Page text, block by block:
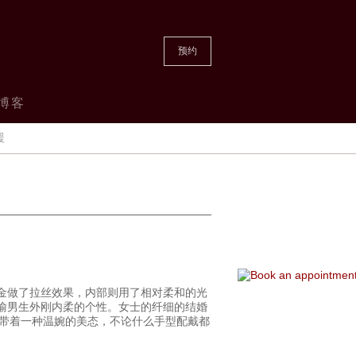
预约
客
做了拉丝效果，内部则用了相对柔和的光
男生外刚内柔的个性。女士的纤细的结婚
着一种温婉的美态，不论什么手型配戴都